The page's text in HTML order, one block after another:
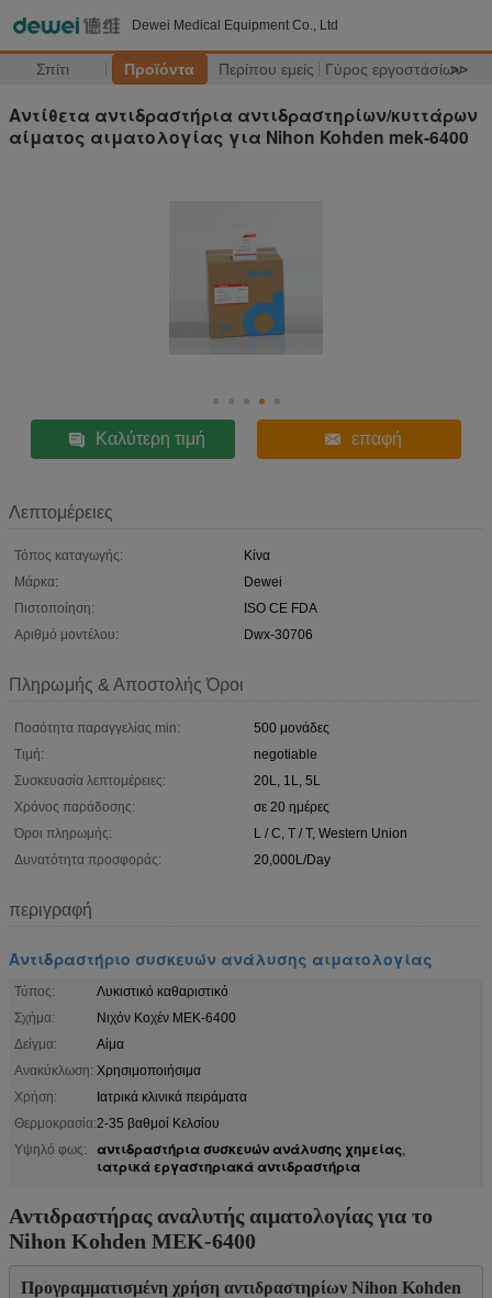
Dewei Medical Equipment Co., Ltd
Σπίτι Προϊόντα Περίπου εμείς Γύρος εργοστασίων
>>
Αντίθετα αντιδραστήρια αντιδραστηρίων/κυττάρων
αίματος αιματολογίας για Nihon Kohden mek-6400
Καλύτερη τιμή επαφή
Λεπτομέρειες
Τόπος καταγωγής:
Κίνα
Μάρκα:
Dewei
Πιστοποίηση:
ISO CE FDA
Αριθμό μοντέλου:
Dwx-30706
Πληρωμής & Αποστολής Όροι
Ποσότητα παραγγελίας min:
500 μονάδες
Τιμή:
negotiable
Συσκευασία λεπτομέρειες:
20L, 1L, 5L
Χρόνος παράδοσης:
σε 20 ημέρες
Όροι πληρωμής:
L / C, T / T, Western Union
Δυνατότητα προσφοράς:
20,000L/Day
περιγραφή
Αντιδραστήριο συσκευών ανάλυσης αιματολογίας
Τύπος:
Λυκιστικό καθαριστικό
Σχήμα:
Νιχόν Κοχέν MEK-6400
Δείγμα:
Αίμα
Ανακύκλωση: Χρησιμοποιήσιμα
Χρήση:
Ιατρικά κλινικά πειράματα
Θερμοκρασία:2-35 βαθμοί Κελσίου
Υψηλό φως:
αντιδραστήρια συσκευών ανάλυσης χημείας,
ιατρικά εργαστηριακά αντιδραστήρια
Αντιδραστήρας αναλυτής αιματολογίας για το
Nihon Kohden MEK-6400
Προγραμματισμένη χρήση αντιδραστηρίων Nihon Kohden